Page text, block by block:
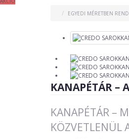
EGYEDI MÉRETBEN
KANAPÉTÁR –
KANAPÉTÁR –
KÖZVETLENÜL